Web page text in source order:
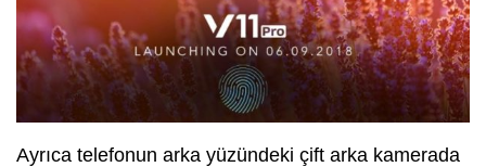
Ayrıca telefonun arka yüzündeki çift arka kamerada